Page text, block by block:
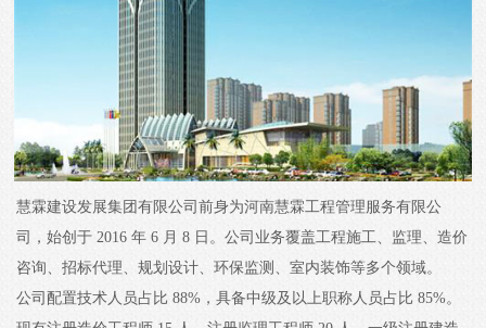
慧霖建设发展集团有限公司前身为河南慧霖工程管理服务有限公
司，始创于 2016 年 6 月 8 日。公司业务覆盖工程施工、监理、造价
咨询、招标代理、规划设计、环保监测、室内装饰等多个领域。
公司配置技术人员占比 88%，具备中级及以上职称人员占比 85%。